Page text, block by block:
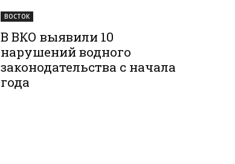
ВОСТОК
В ВКО выявили 10
нарушений водного
законодательства с начала
года